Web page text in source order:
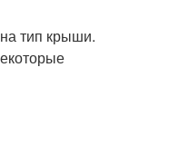
тип крыши.